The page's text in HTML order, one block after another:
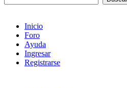
Inicio
Foro
Ayuda
Ingresar
Registrarse